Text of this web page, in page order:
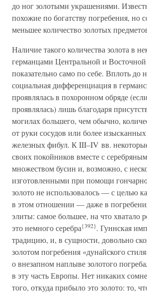
до ног золотыми украшениями.
похожие по богатству погребения, но
меньшее количество золотых
Наличие такого количества золота в
германцами Центральной и
показательно само по себе. Вплоть до
социальная дифференциация в
проявлялась в похоронном обряде
проявлялась) лишь благодаря
могилах большего, чем обычно,
от руки сосудов или более
железных фибул. К III–IV вв.
своих покойников вместе с
множеством бусин и, возможно, с
изготовленными при помощи
золото не использовалось — с целью
в этом отношении — даже в
элиты: самое большее, на что хватало
это немного серебра{392}. Гуннская
традицию, и, в сущности, довольно
золотом погребения «дунайского
о внезапном наплыве золотого
в эту часть Европы. Нет никаких
того, откуда прибыло это золото: то,